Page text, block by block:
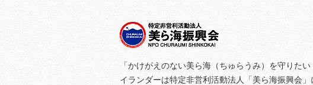
「かけがえのない美ら海（ちゅらうみ）を守りた
イランダーは特定非営利活動法人「美ら海振興会